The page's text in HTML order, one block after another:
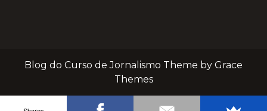
Blog do Curso de Jornalismo Theme by Grace
Themes